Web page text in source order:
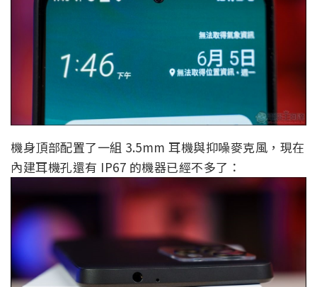
機身頂部配置了一組 3.5mm 耳機與抑噪麥克風，現在
內建耳機孔還有 IP67 的機器已經不多了：